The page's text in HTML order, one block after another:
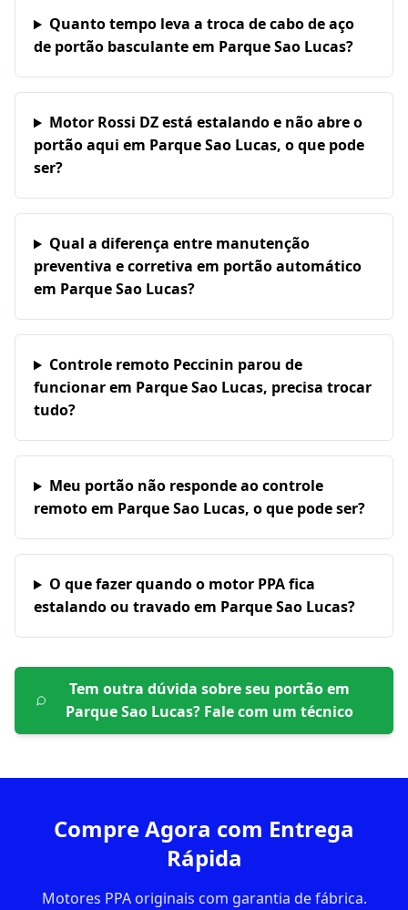
Quanto tempo leva a troca de cabo de aço
de portão basculante em Parque Sao Lucas?
Motor Rossi DZ está estalando e não abre o
portão aqui em Parque Sao Lucas, o que pode
ser?
Qual a diferença entre manutenção
preventiva e corretiva em portão automático
em Parque Sao Lucas?
Controle remoto Peccinin parou de
funcionar em Parque Sao Lucas, precisa trocar
tudo?
Meu portão não responde ao controle
remoto em Parque Sao Lucas, o que pode ser?
O que fazer quando o motor PPA fica
estalando ou travado em Parque Sao Lucas?
Tem outra dúvida sobre seu portão em
Parque Sao Lucas? Fale com um técnico
Compre Agora com Entrega
Rápida
Motores PPA originais com garantia de fábrica.